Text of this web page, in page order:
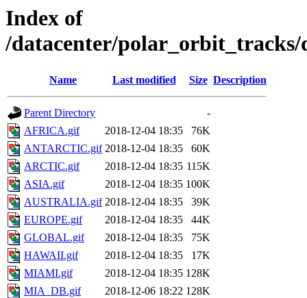
Index of
/datacenter/polar_orbit_tracks/
Name Last modified Size Description
Parent Directory
-
AFRICA.gif
2018-12-04 18:35
76K
ANTARCTIC.gif 2018-12-04 18:35
60K
ARCTIC.gif
2018-12-04 18:35 115K
ASIA.gif
2018-12-04 18:35 100K
AUSTRALIA.gif 2018-12-04 18:35
39K
EUROPE.gif
2018-12-04 18:35
44K
GLOBAL.gif
2018-12-04 18:35
75K
HAWAII.gif
2018-12-04 18:35
17K
MIAMI.gif
2018-12-04 18:35 128K
MIA_DB.gif
2018-12-06 18:22 128K